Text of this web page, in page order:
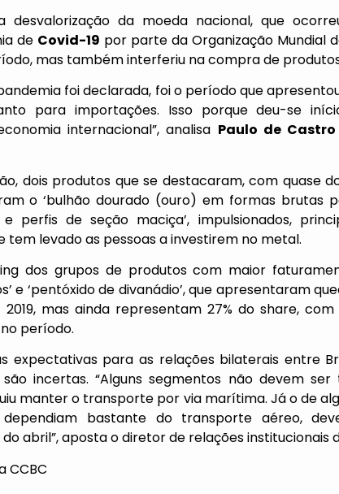
desvalorização da moeda nacional, que
de Covid-19 por parte da Organização Mundial
mas também interferiu na compra de
foi declarada, foi o período que
para importações. Isso porque deu-se
internacional”, analisa Paulo de Castro
dois produtos que se destacaram, com quase
o ‘bulhão dourado (ouro) em formas brutas
perfis de seção maciça’, impulsionados,
tem levado as pessoas a investirem no metal.
dos grupos de produtos com maior
e ‘pentóxido de divanádio’, que apresentaram
mas ainda representam 27% do share,
período.
expectativas para as relações bilaterais entre
são incertas. “Alguns segmentos não devem
manter o transporte por via marítima. Já o de
bastante do transporte aéreo,
abril”, aposta o diretor de relações institucionais
CCBC